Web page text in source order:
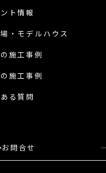
ト情報
・ モデルハウス
施工事例
施工事例
る質問
お問合せ